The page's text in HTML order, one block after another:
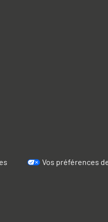
Vos préférences